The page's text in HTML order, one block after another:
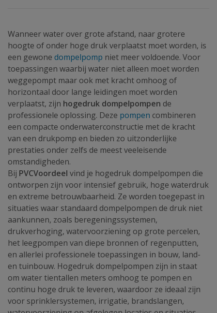
Wanneer water over grote afstand, naar grotere
hoogte of onder hoge druk verplaatst moet worden, is
een gewone dompelpomp niet meer voldoende. Voor
toepassingen waarbij water niet alleen moet worden
weggepompt maar ook met kracht omhoog of
horizontaal door lange leidingen moet worden
verplaatst, zijn hogedruk dompelpompen de
professionele oplossing. Deze pompen combineren
een compacte onderwaterconstructie met de kracht
van een drukpomp en bieden zo uitzonderlijke
prestaties onder zelfs de meest veeleisende
omstandigheden.
Bij PVCVoordeel vind je hogedruk dompelpompen die
ontworpen zijn voor intensief gebruik, hoge waterdruk
en extreme betrouwbaarheid. Ze worden toegepast in
situaties waar standaard dompelpompen de druk niet
aankunnen, zoals beregeningssystemen,
drukverhoging, watervoorziening op grote percelen,
het leegpompen van diepe bronnen of regenputten,
en allerlei professionele toepassingen in bouw, land-
en tuinbouw. Hogedruk dompelpompen zijn in staat
om water tientallen meters omhoog te pompen en
continu hoge druk te leveren, waardoor ze ideaal zijn
voor sprinklersystemen, irrigatie, brandslangen,